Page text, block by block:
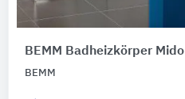
BEMM Badheizkörper Mido
BEMM